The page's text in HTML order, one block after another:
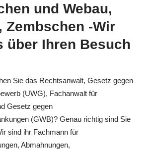
und Webau,
Zembschen -Wir
über Ihren Besuch
Sie das Rechtsanwalt, Gesetz gegen
(UWG), Fachanwalt für
Gesetz gegen
(GWB)? Genau richtig sind Sie
sind ihr Fachmann für
Abmahnungen,